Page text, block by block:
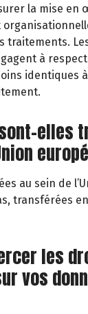
la mise en
traitements.
à
identiques
elles
au sein de
transférées
les
vos